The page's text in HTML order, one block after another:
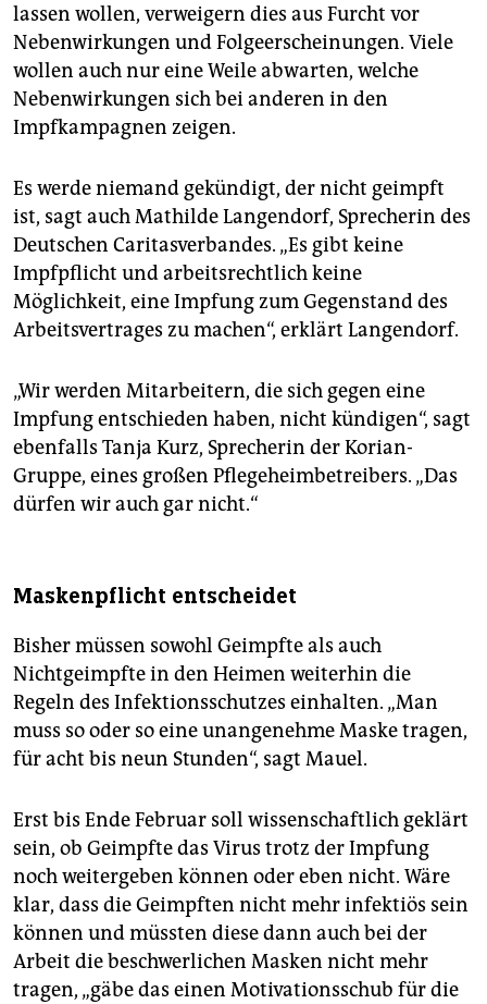
lassen wollen, verweigern dies aus Furcht vor
Nebenwirkungen und Folgeerscheinungen. Viele
wollen auch nur eine Weile abwarten, welche
Nebenwirkungen sich bei anderen in den
Impfkampagnen zeigen.
Es werde niemand gekündigt, der nicht geimpft
ist, sagt auch Mathilde Langendorf, Sprecherin des
Deutschen Caritasverbandes. „Es gibt keine
Impfpflicht und arbeitsrechtlich keine
Möglichkeit, eine Impfung zum Gegenstand des
Arbeitsvertrages zu machen“, erklärt Langendorf.
„Wir werden Mitarbeitern, die sich gegen eine
Impfung entschieden haben, nicht kündigen“, sagt
ebenfalls Tanja Kurz, Sprecherin der Korian-
Gruppe, eines großen Pflegeheimbetreibers. „Das
dürfen wir auch gar nicht.“
Maskenpflicht entscheidet
Bisher müssen sowohl Geimpfte als auch
Nichtgeimpfte in den Heimen weiterhin die
Regeln des Infektionsschutzes einhalten. „Man
muss so oder so eine unangenehme Maske tragen,
für acht bis neun Stunden“, sagt Mauel.
Erst bis Ende Februar soll wissenschaftlich geklärt
sein, ob Geimpfte das Virus trotz der Impfung
noch weitergeben können oder eben nicht. Wäre
klar, dass die Geimpften nicht mehr infektiös sein
können und müssten diese dann auch bei der
Arbeit die beschwerlichen Masken nicht mehr
tragen, „gäbe das einen Motivationsschub für die